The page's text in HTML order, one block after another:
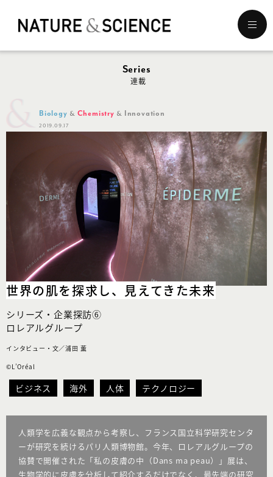
メ
ニ
ュ
Series
連載
Biology Chemistry Innovation
2019.09.17
世界の肌を探求し、 見えてきた未来
シリーズ・企業探訪⑥
ロレアルグループ
インタビュー・文／浦田 薫
©L’Oréal
ビジネス 海外 人体 テクノロジー
人類学を広義な観点から考察し、フランス国立科学研究センタ
ーが研究を続けるパリ人類博物館。今年、ロレアルグループの
協賛で開催された「私の皮膚の中（Dans ma peau）」展は、
生物学的に皮膚を分析して紹介するだけでなく、最先端の研究